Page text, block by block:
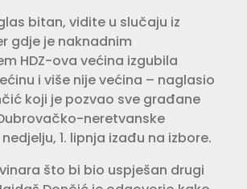
bitan, vidite u slučaju iz
gdje je naknadnim
HDZ-ova većina izgubila
i više nije većina – naglasio
koji je pozvao sve građane
neretvanske
1. lipnja izađu na izbore.
što bi bio uspješan drugi